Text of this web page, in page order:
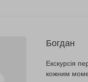
Богдан
Екскурсія
кожним